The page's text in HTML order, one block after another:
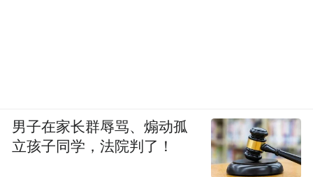
男子在家长群辱骂、煽动孤
立孩子同学，法院判了！